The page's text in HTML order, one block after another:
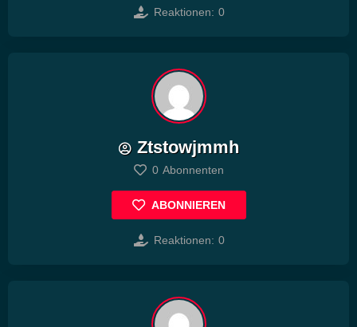
Reaktionen: 0
Ztstowjmmh
0 Abonnenten
ABONNIEREN
Reaktionen: 0